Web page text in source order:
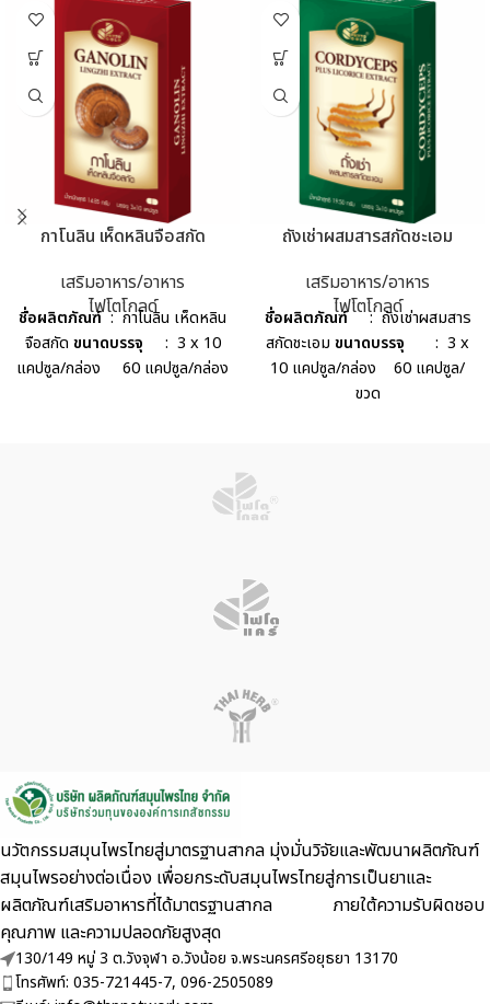
กาโนลิน เห็ดหลินจือสกัด
เสริมอาหาร/อาหาร
ไฟโตโกลด์
ชื่อผลิตภัณฑ์: กาโนลิน เห็ดหลิน
จือสกัด ขนาดบรรจุ : 3 x 10
แคปซูล/กล่อง 60 แคปซูล/กล่อง
ถังเช่าผสมสารสกัดชะเอม
เสริมอาหาร/อาหาร
ไฟโตโกลด์
ชื่อผลิตภัณฑ์: ถังเช่าผสมสาร
สกัดชะเอม ขนาดบรรจุ : 3 x
10 แคปซูล/กล่อง 60 แคปซูล/
ขวด
นวัตกรรมสมุนไพรไทยสู่มาตรฐานสากล มุ่งมั่นวิจัยและพัฒนาผลิตภัณฑ์
สมุนไพรอย่างต่อเนื่อง เพื่อยกระดับสมุนไพรไทยสู่การเป็นยาและ
ผลิตภัณฑ์เสริมอาหารที่ได้มาตรฐานสากล ภายใต้ความรับผิดชอบ
คุณภาพ และความปลอดภัยสูงสุด
130/149 หมู่ 3 ต.วังจุฬา อ.วังน้อย จ.พระนครศรีอยุธยา 13170
โทรศัพท์: 035-721445-7, 096-2505089